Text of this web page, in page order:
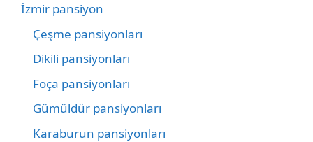
İzmir pansiyon
Çeşme pansiyonları
Dikili pansiyonları
Foça pansiyonları
Gümüldür pansiyonları
Karaburun pansiyonları